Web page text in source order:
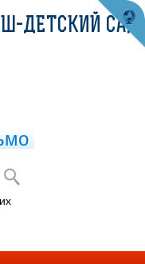
Великой
ДЕТСКИЙ САД